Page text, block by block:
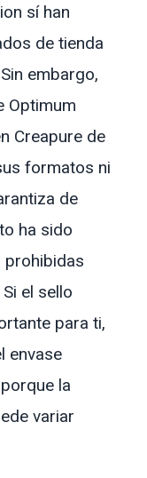
sí han
de tienda
embargo,
Optimum
Creapure de
formatos ni
de
ha sido
prohibidas
el sello
para ti,
envase
la
variar